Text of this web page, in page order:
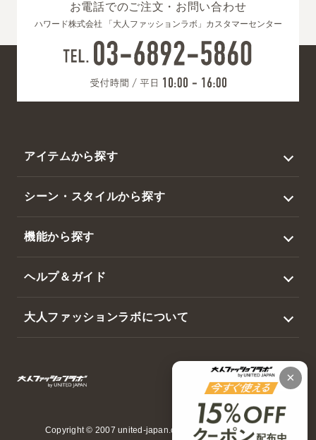
お電話でのご注文・お問い合わせ
ハワード株式会社 「大人ファッションラボ」カスタマーセンター
アイテムから探す
ジャケット
スラックス・パンツ
シーン・スタイルから探す
ゴルフ
機能から探す
吸水速乾・接触冷感
日本製
ヘルプ＆ガイド
ご利用ガイド
大人ファッションラボについて
選ばれる3つの理由
ご利用規約
Copyright © 2007 united-japan.com All Rights Reserved.